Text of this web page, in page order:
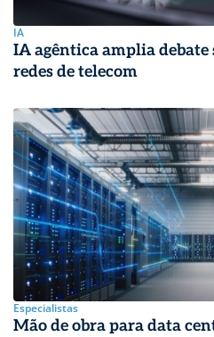
IA
IA agêntica amplia debate
redes de telecom
Especialistas
Mão de obra para data